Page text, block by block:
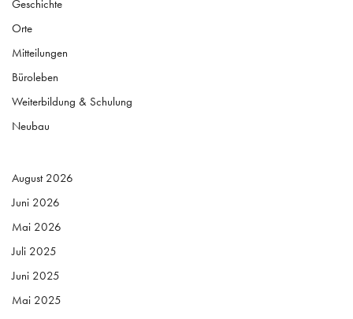
Büroleben
Weiterbildung & Schulung
Neubau
August 2026
Juni 2026
Juli 2025
Juni 2025
Mai 2025
April 2025
März 2025
Januar 2025